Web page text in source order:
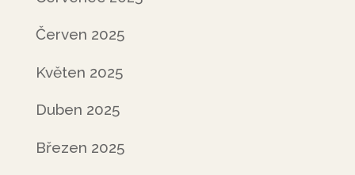
Červen 2025
Květen 2025
Duben 2025
Březen 2025